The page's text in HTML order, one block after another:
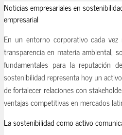
Noticias empresariales en
empresarial
En un entorno corporativo cada
transparencia en materia ambiental,
fundamentales para la reputación
sostenibilidad representa hoy un
de fortalecer relaciones con
ventajas competitivas en mercados
La sostenibilidad como activo